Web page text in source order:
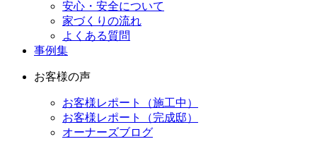
安心・安全について
家づくりの流れ
よくある質問
事例集
お客様の声
お客様レポート（施工中）
お客様レポート（完成邸）
オーナーズブログ